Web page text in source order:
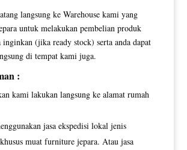
langsung ke Warehouse kami yang
untuk melakukan pembelian produk
inginkan (jika ready stock) serta anda dapat
di tempat kami juga.
:
kami lakukan langsung ke alamat rumah
jasa ekspedisi lokal jenis
muat furniture jepara. Atau jasa